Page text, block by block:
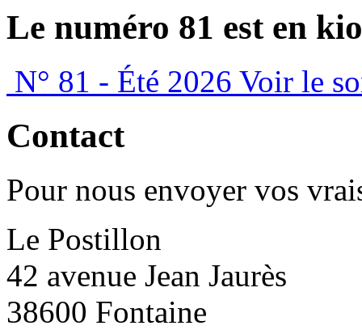
Le numéro 81 est en
N° 81 - Été 2026 Voir le
Contact
Pour nous envoyer vos
Le Postillon
42 avenue Jean Jaurès
38600 Fontaine